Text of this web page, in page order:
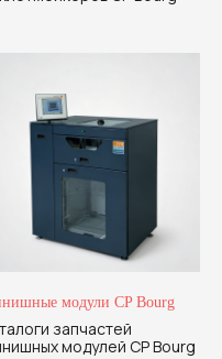
модули CP Bourg
запчастей
модулей CP Bourg